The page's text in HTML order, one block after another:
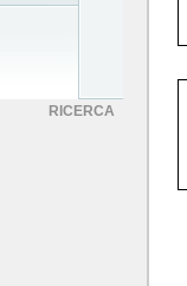
RICERCA